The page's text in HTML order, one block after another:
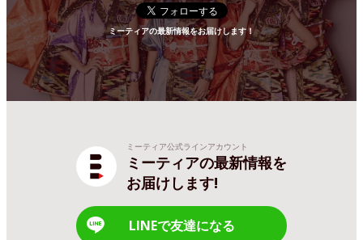
ミーティアの最新情報をお届けします！
ミーティア公式ラインアカウント
ミーティアの最新情報を
お届けします!
LINEで友達になる